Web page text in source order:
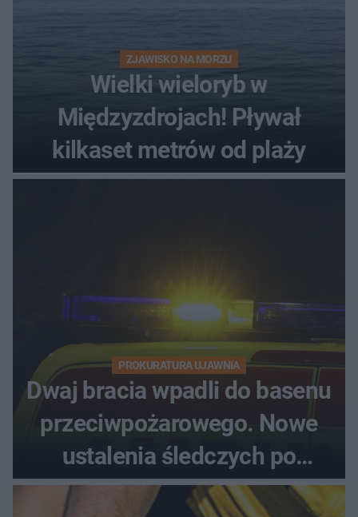
ZJAWISKO NA MORZU
Wielki wieloryb w
Międzyzdrojach! Pływał
kilkaset metrów od plaży
PROKURATURA UJAWNIA
Dwaj bracia wpadli do basenu
przeciwpożarowego. Nowe
ustalenia śledczych po
dramatycznej akcji